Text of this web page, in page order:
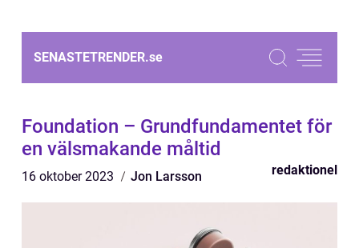
SENASTETRENDER.se
Foundation – Grundfundamentet för
en välsmakande måltid
16 oktober 2023 Jon Larsson redaktionel